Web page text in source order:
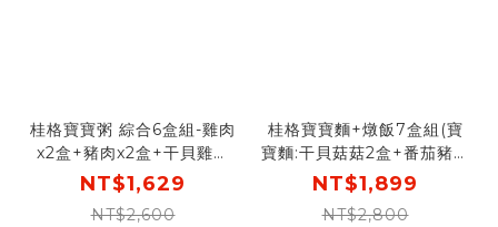
桂格寶寶粥 綜合6盒組-雞肉
x2盒+豬肉x2盒+干貝雞肉
x2盒
NT$1,629
NT$2,600
桂格寶寶麵+燉飯7盒組(寶
寶麵:干貝菇菇2盒+番茄豬肉
2盒，寶寶燉飯:栗子雞肉1盒
+菠菜豬肉1盒+甜椒牛肉1盒)
NT$1,899
NT$2,800